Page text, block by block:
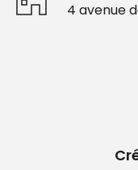
﻿4 avenue